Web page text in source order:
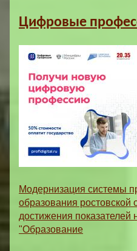
Цифровые
Модернизация системы
образования ростовской
достижения показателей
"Образование